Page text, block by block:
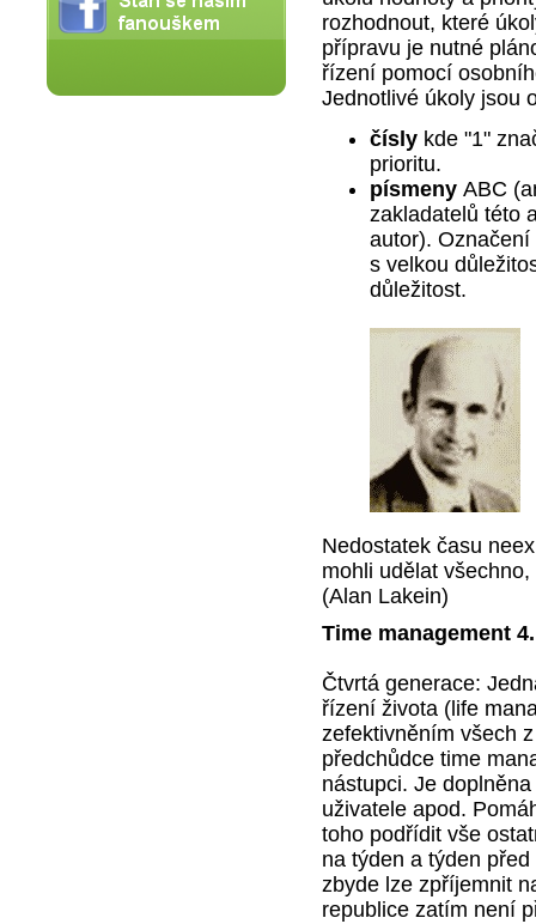
rozhodnout, které
přípravu je nutné
řízení pomocí
Jednotlivé úkoly jsou
čísly kde "1"
prioritu.
písmeny ABC
zakladatelů této
autor).
s velkou
důležitost.
Nedostatek času
mohli udělat
(Alan Lakein)
Time management
Čtvrtá generace:
řízení života (life
zefektivněním všech
předchůdce time
nástupci. Je
uživatele apod.
toho podřídit vše
na týden a týden
zbyde lze zpříjemnit
republice zatím není